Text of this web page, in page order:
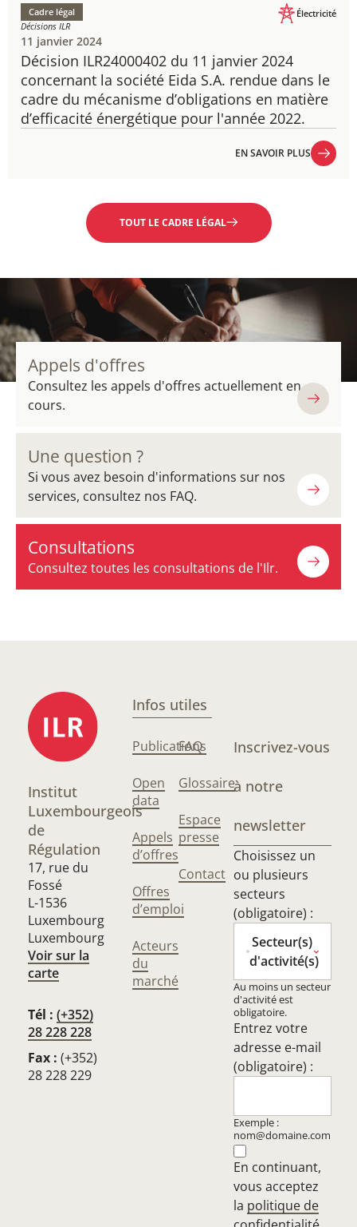
Décision ILR24000402 du 11 janvier 2024
concernant la société Eida S.A. rendue dans le
cadre du mécanisme d’obligations en matière
d’efficacité énergétique pour l'année 2022.
Cadre légal
Décisions ILR
Électricité
11 janvier 2024
EN SAVOIR PLUS
TOUT LE CADRE LÉGAL
Appels d'offres
Consultez les appels d'offres actuellement en
cours.
Une question ?
Si vous avez besoin d'informations sur nos
services, consultez nos FAQ.
Consultations
Consultez toutes les consultations de l'Ilr.
Institut
Luxembourgeois
de
Régulation
17, rue du
Fossé
L-1536
Luxembourg
Luxembourg
Voir sur la
carte
Tél : (+352)
28 228 228
Fax : (+352)
28 228 229
Infos utiles
Publications
Open
data
Appels
d’offres
Offres
d’emploi
Acteurs
du
marché
FAQ
Glossaire
Espace
presse
Contact
Inscrivez-vous
à notre
newsletter
Choisissez un
ou plusieurs
secteurs
(obligatoire) :
Secteur(s)
d'activité(s)
Au moins un secteur
d'activité est
obligatoire.
Entrez votre
adresse e-mail
(obligatoire) :
Exemple :
nom@domaine.com
En continuant,
vous acceptez
la politique de